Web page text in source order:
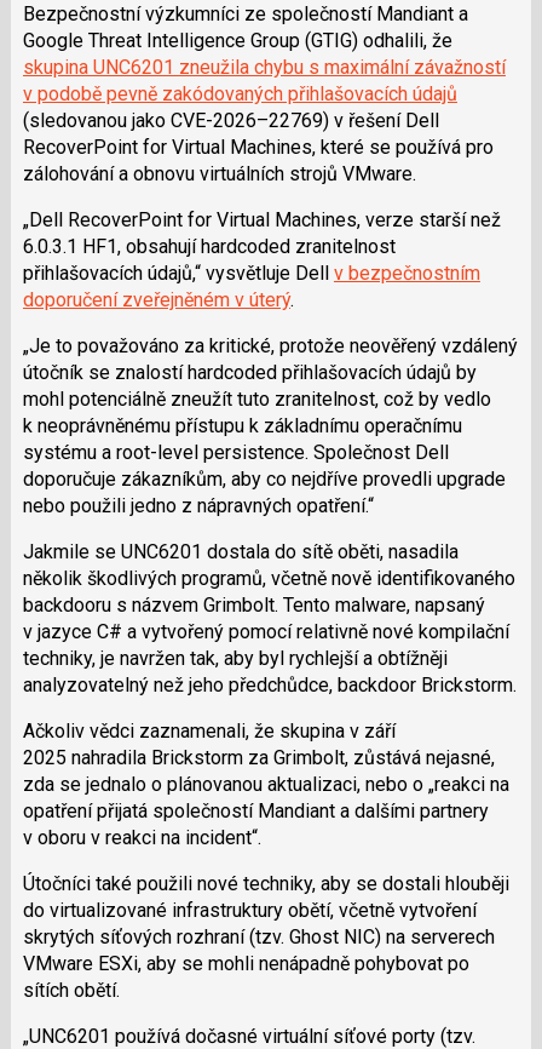
Bezpečnostní výzkumníci ze společností Mandiant a
Google Threat Intelligence Group (GTIG) odhalili, že
skupina UNC6201 zneužila chybu s maximální závažností
v podobě pevně zakódovaných přihlašovacích údajů
(sledovanou jako CVE-2026–22769) v řešení Dell
RecoverPoint for Virtual Machines, které se používá pro
zálohování a obnovu virtuálních strojů VMware.
„Dell RecoverPoint for Virtual Machines, verze starší než
6.0.3.1 HF1, obsahují hardcoded zranitelnost
přihlašovacích údajů,“ vysvětluje Dell v bezpečnostním
doporučení zveřejněném v úterý.
„Je to považováno za kritické, protože neověřený vzdálený
útočník se znalostí hardcoded přihlašovacích údajů by
mohl potenciálně zneužít tuto zranitelnost, což by vedlo
k neoprávněnému přístupu k základnímu operačnímu
systému a root-level persistence. Společnost Dell
doporučuje zákazníkům, aby co nejdříve provedli upgrade
nebo použili jedno z nápravných opatření.“
Jakmile se UNC6201 dostala do sítě oběti, nasadila
několik škodlivých programů, včetně nově identifikovaného
backdooru s názvem Grimbolt. Tento malware, napsaný
v jazyce C# a vytvořený pomocí relativně nové kompilační
techniky, je navržen tak, aby byl rychlejší a obtížněji
analyzovatelný než jeho předchůdce, backdoor Brickstorm.
Ačkoliv vědci zaznamenali, že skupina v září
2025 nahradila Brickstorm za Grimbolt, zůstává nejasné,
zda se jednalo o plánovanou aktualizaci, nebo o „reakci na
opatření přijatá společností Mandiant a dalšími partnery
v oboru v reakci na incident“.
Útočníci také použili nové techniky, aby se dostali hlouběji
do virtualizované infrastruktury obětí, včetně vytvoření
skrytých síťových rozhraní (tzv. Ghost NIC) na serverech
VMware ESXi, aby se mohli nenápadně pohybovat po
sítích obětí.
„UNC6201 používá dočasné virtuální síťové porty (tzv.